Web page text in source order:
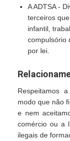
A ADTSA -
terceiros
infantil,
compulsório
por lei.
Respeitamos
modo que não
e nem
comércio ou a
ilegais de